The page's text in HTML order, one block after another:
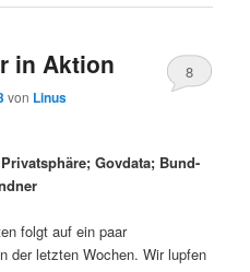
in Aktion
von Linus
8
Govdata; Bund-
folgt auf ein paar
der letzten Wochen. Wir lupfen